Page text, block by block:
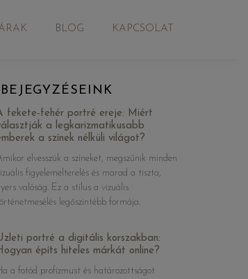
BLOG KAPCSOLAT
fekete-fehér portré ereje: Miért
a legkarizmatikusabb
a színek nélküli világot?
elvesszük a színeket, megszűnik minden
figyelemelterelés és marad a tiszta,
valóság. Ez a stílus a vizuális
legőszintébb formája.
portré a digitális korszakban:
építs hiteles márkát online?
a fotód profizmust és határozottságot